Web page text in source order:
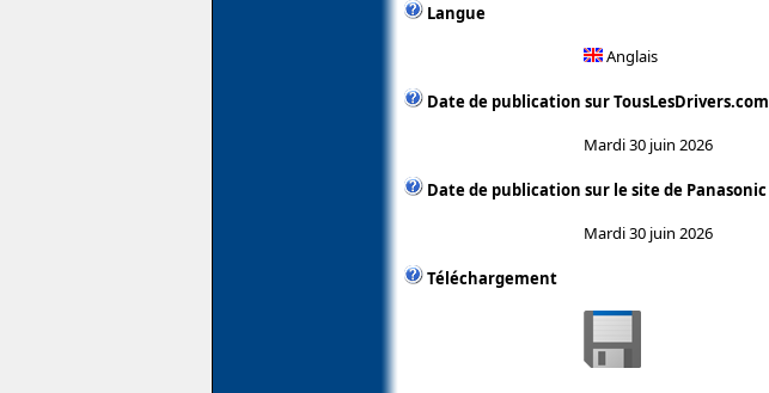
Langue
Anglais
Date de publication sur TousLesDrivers.com
Mardi 30 juin 2026
Date de publication sur le site de Panasonic
Mardi 30 juin 2026
Téléchargement